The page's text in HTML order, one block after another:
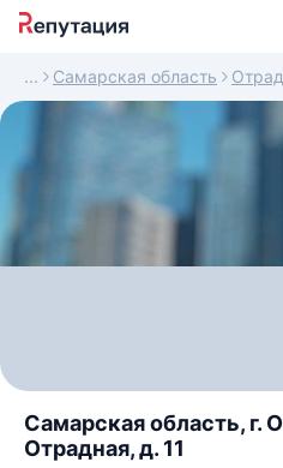
Самарская область
Самарская область, г.
Отрадная, д. 11